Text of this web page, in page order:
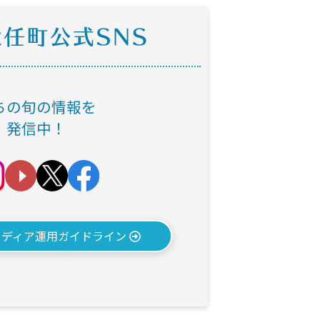
の旬の情報を
発信中！
ィア運用ガイドライン